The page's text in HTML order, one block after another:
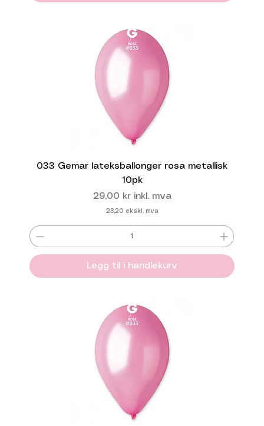
033 Gemar lateksballonger rosa metallisk
10pk
Pris
29,00 kr inkl. mva
23,20 ekskl. mva
Legg til i handlekurv